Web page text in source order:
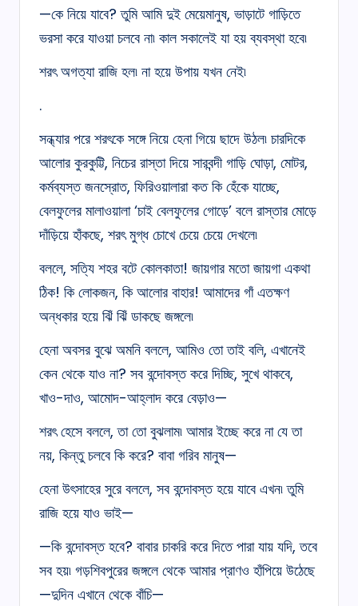
—কে নিয়ে যাবে? তুমি আমি দুই মেয়েমানুষ, ভাড়াটে গাড়িতে
ভরসা করে যাওয়া চলবে না৷ কাল সকালেই যা হয় ব্যবস্থা হবে৷
শরৎ অগত্যা রাজি হল৷ না হয়ে উপায় যখন নেই৷
.
সন্ধ্যার পরে শরৎকে সঙ্গে নিয়ে হেনা গিয়ে ছাদে উঠল৷ চারদিকে
আলোর কুরকুট্টি, নিচের রাস্তা দিয়ে সারবন্দী গাড়ি ঘোড়া, মোটর,
কর্মব্যস্ত জনস্রোত, ফিরিওয়ালারা কত কি হেঁকে যাচ্ছে,
বেলফুলের মালাওয়ালা ‘চাই বেলফুলের গোড়ে’ বলে রাস্তার মোড়ে
দাঁড়িয়ে হাঁকছে, শরৎ মুগ্ধ চোখে চেয়ে চেয়ে দেখলে৷
বললে, সত্যি শহর বটে কোলকাতা! জায়গার মতো জায়গা একথা
ঠিক! কি লোকজন, কি আলোর বাহার! আমাদের গাঁ এতক্ষণ
অন্ধকার হয়ে ঝিঁ ঝিঁ ডাকছে জঙ্গলে৷
হেনা অবসর বুঝে অমনি বললে, আমিও তো তাই বলি, এখানেই
কেন থেকে যাও না? সব বন্দোবস্ত করে দিচ্ছি, সুখে থাকবে,
খাও-দাও, আমোদ-আহ্লাদ করে বেড়াও—
শরৎ হেসে বললে, তা তো বুঝলাম৷ আমার ইচ্ছে করে না যে তা
নয়, কিন্তু চলবে কি করে? বাবা গরিব মানুষ—
হেনা উৎসাহের সুরে বললে, সব বন্দোবস্ত হয়ে যাবে এখন৷ তুমি
রাজি হয়ে যাও ভাই—
—কি বন্দোবস্ত হবে? বাবার চাকরি করে দিতে পারা যায় যদি, তবে
সব হয়৷ গড়শিবপুরের জঙ্গলে থেকে আমার প্রাণও হাঁপিয়ে উঠেছে
—দুদিন এখানে থেকে বাঁচি—